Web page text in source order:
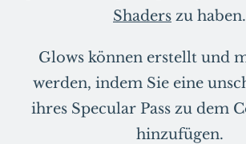
Shaders zu haben.
Glows können erstellt und
werden, indem Sie eine
ihres Specular Pass zu dem
hinzufügen.